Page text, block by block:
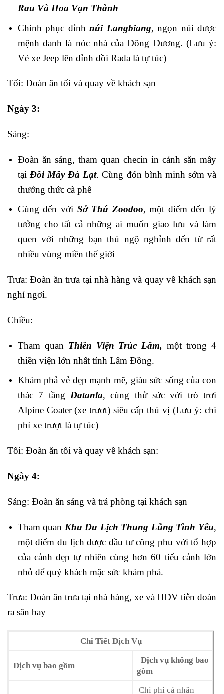
Rau Và Hoa Vạn Thành
Chinh phục đỉnhnúi Langbiang, ngọn núi được
mệnh danh là nóc nhà của Đông Dương. (Lưu ý:
Vé xe Jeep lên đỉnh đồi Rada là tự túc)
Tối: Đoàn ăn tối và quay về khách sạn
Ngày 3:
Sáng:
Đoàn ăn sáng, tham quan checin in cảnh săn mây
tại Đồi Mây Đà Lạt. Cùng đón bình minh sớm và
thưởng thức cà phê
Cùng đến với Sở Thú Zoodoo, một điểm đến lý
tưởng cho tất cả những ai muốn giao lưu và làm
quen với những bạn thú ngộ nghỉnh đến từ rất
nhiều vùng miền thế giới
Trưa: Đoàn ăn trưa tại nhà hàng và quay về khách sạn
nghỉ ngơi.
Chiều:
Tham quan Thiền Viện Trúc Lâm, một trong 4
thiền viện lớn nhất tỉnh Lâm Đồng.
Khám phả vẻ đẹp mạnh mẽ, giàu sức sống của con
thác 7 tầng Datanla, cùng thử sức với trò trơi
Alpine Coater (xe trươt) siêu cấp thú vị (Lưu ý: chi
phí xe trượt là tự túc)
Tối: Đoàn ăn tối và quay về khách sạn:
Ngày 4:
Sáng: Đoàn ăn sáng và trả phòng tại khách sạn
Tham quan Khu Du Lịch Thung Lũng Tình Yêu,
một điểm du lịch được đầu tư công phu với tổ hợp
của cảnh đẹp tự nhiên cùng hơn 60 tiểu cảnh lớn
nhỏ để quý khách mặc sức khám phá.
Trưa: Đoàn ăn trưa tại nhà hàng, xe và HDV tiễn đoàn
ra sân bay
Chi Tiết Dịch Vụ
Dịch vụ bao gồm
Dịch vụ không bao
gồm
Chi phí cá nhân